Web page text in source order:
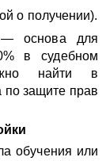
о получении).
— основа для
в судебном
найти в
по защите прав
обучения или